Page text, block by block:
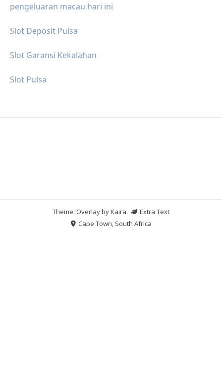
pengeluaran macau hari ini
Slot Deposit Pulsa
Slot Garansi Kekalahan
Slot Pulsa
Theme: Overlay byKaira.
Extra Text
Cape Town, South Africa